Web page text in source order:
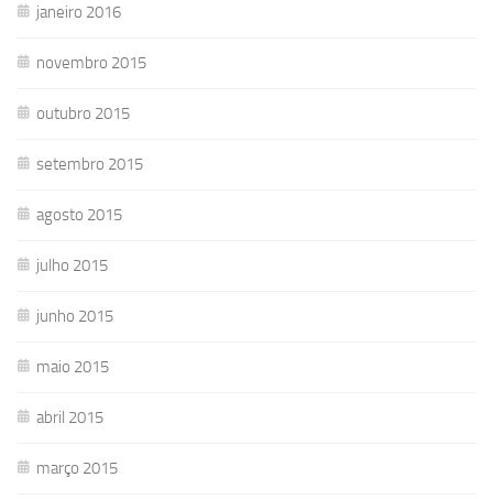
janeiro 2016
novembro 2015
outubro 2015
setembro 2015
agosto 2015
julho 2015
junho 2015
maio 2015
abril 2015
março 2015